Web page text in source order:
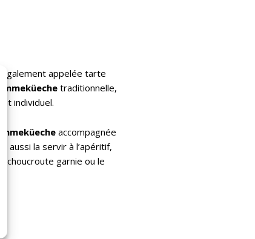
également appelée tarte
traditionnelle,
individuel.
accompagnée
aussi la servir à l’apéritif,
choucroute garnie ou le